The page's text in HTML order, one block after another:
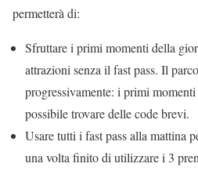
permetterà di:
Sfruttare i primi momenti della
attrazioni senza il fast pass. Il
progressivamente: i primi momenti
possibile trovare delle code brevi.
Usare tutti i fast pass alla mattina
una volta finito di utilizzare i 3